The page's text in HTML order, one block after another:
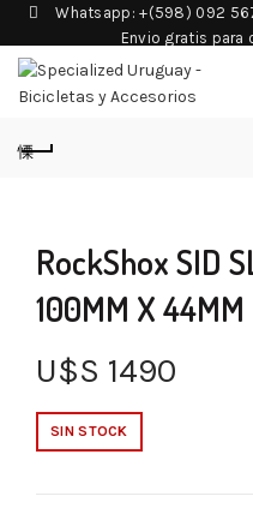
Whatsapp: +(598) 092
Envio gratis para
RockShox SID
100MM X 44MM
U$S 1490
SIN STOCK